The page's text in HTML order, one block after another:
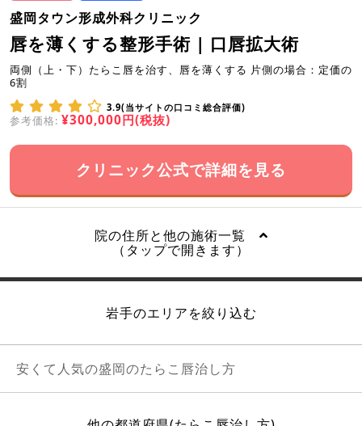
盛岡タウン形成外科クリニック
唇を薄くする整形手術 | 口唇拡大術
両側（上・下）たらこ唇を治す、唇を薄くする 片側の場合：定価の
6割
3.9(当サイトの口コミ総合評価)
参考価格: ¥300,000円(税抜)
クリニック公式で詳細を見る
院の住所と他の施術一覧
（タップで開きます）
岩手のエリアを絞り込む
安くて人気の盛岡のたらこ唇治し方